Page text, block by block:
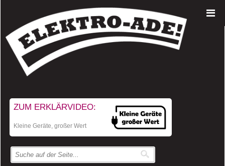
ZUM ERKLÄRVIDEO:
Kleine Geräte, großer Wert